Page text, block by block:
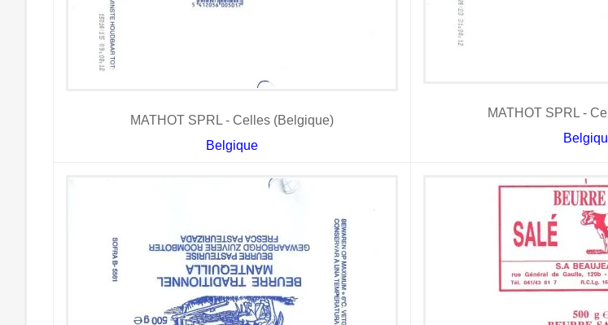
MATHOT SPRL - Celles (Belgique)
Belgique
MATHOT SPRL -